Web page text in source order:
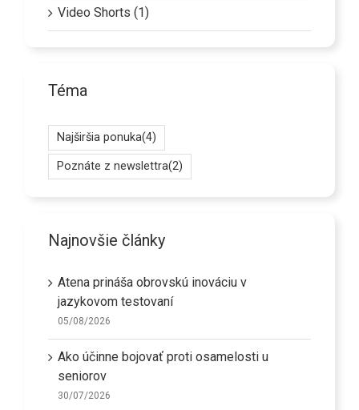
Video Shorts (1)
Téma
Najširšia ponuka(4)
Poznáte z newslettra(2)
Najnovšie články
Atena prináša obrovskú inováciu v
jazykovom testovaní
05/08/2026
Ako účinne bojovať proti osamelosti u
seniorov
30/07/2026